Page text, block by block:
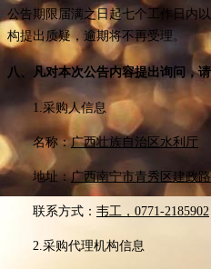
公告期限届满之日起七个工作日内
构提出质疑，逾期将不再受理。
八、凡对本次公告内容提出询问，
1.采购人信息
名称：广西壮族自治区水利厅
地址：广西南宁市青秀区建政路
联系方式： 韦工， 0771-2185902
2.采购代理机构信息